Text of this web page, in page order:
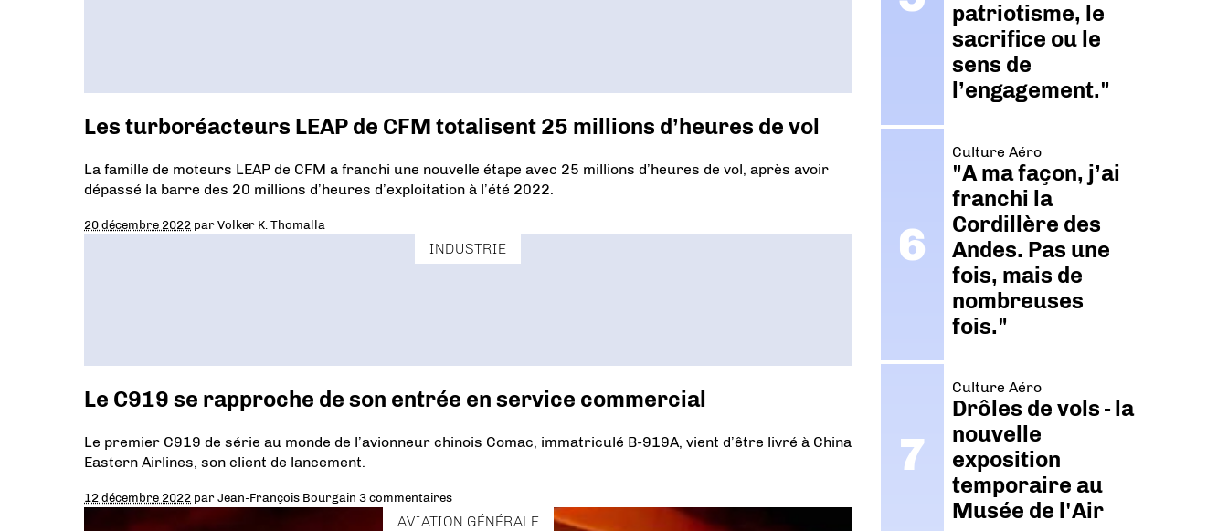
Les turboréacteurs LEAP de CFM totalisent 25 millions d’heures de vol
La famille de moteurs LEAP de CFM a franchi une nouvelle étape avec 25 millions d’heures de vol, après avoir
dépassé la barre des 20 millions d’heures d’exploitation à l’été 2022.
20 décembre 2022 parVolker K. Thomalla
INDUSTRIE
Le C919 se rapproche de son entrée en service commercial
Le premier C919 de série au monde de l’avionneur chinois Comac, immatriculé B-919A, vient d’être livré à China
Eastern Airlines, son client de lancement.
12 décembre 2022 parJean-François Bourgain 3 commentaires
AVIATION GÉNÉRALE
patriotisme, le
sacrifice ou le
sens de
l’engagement."
Culture Aéro
"A ma façon, j’ai
franchi la
Cordillère des
Andes. Pas une
fois, mais de
nombreuses
fois."
Culture Aéro
Drôles de vols - la
nouvelle
exposition
temporaire au
Musée de l'Air